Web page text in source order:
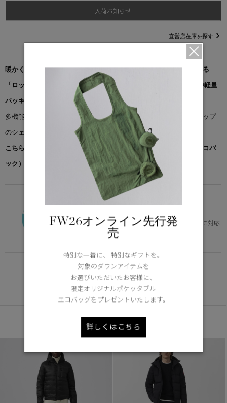
入荷お知らせ
直営店在庫を探す
暖かく、防風性を備えながら、ほぼ圧縮してコンパクトに収納できる
「ロッジ フーディー」は、バックカントリーでのアクティビティや軽量
パッキングに最適な一着です。
多機能フード、バックテールデザイン、さらにナイロンリップストップ
のシェルが加わり、体温を逃さずしっかり保護します。
こちらの商品には先着でノベルティー（オリジナルポケッタブルエコバ
ック）をプレゼント。※なくなり次第終了となります。
VERSATILE
体の芯を冷やさず、快適。幅広いニーズに対応
Learn more about TEI
FUNCTION
DETAIL
あなたへのおすすめ
FW26オンライン先行発
売
特別な一着に、 特別なギフトを。
対象のダウンアイテムを
お選びいただいたお客様に、
限定オリジナルポケッタブル
エコバッグをプレゼントいたします。
詳しくはこちら